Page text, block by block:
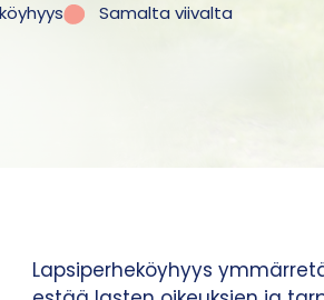
Samalta viivalta
Lapsiperheköyhyys